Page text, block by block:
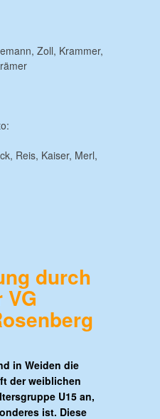
Zoll, Krammer,
Reis, Kaiser, Merl,
durch
VG
in Weiden die
der weiblichen
U15 an,
ist. Diese